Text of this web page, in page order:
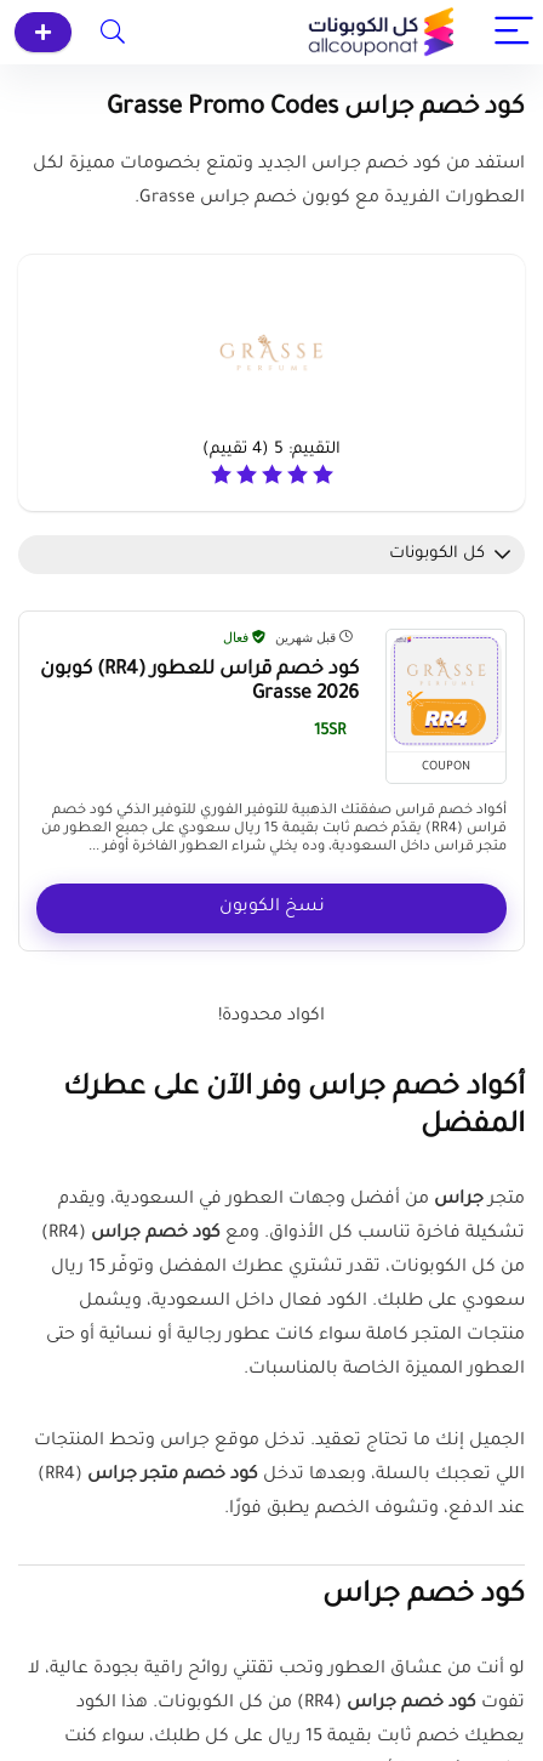
كود خصم جراس Grasse Promo Codes
استفد من كود خصم جراس الجديد وتمتع بخصومات مميزة لكل
العطورات الفريدة مع كوبون خصم جراس Grasse.
التقييم: 5
(
4 تقييم)
كل الكوبونات
COUPON
قبل شهرين فعال
كود خصم قراس للعطور (RR4) كوبون
Grasse 2026
15SR
أكواد خصم قراس صفقتك الذهبية للتوفير الفوري للتوفير الذكي كود خصم
قراس (RR4) يقدّم خصم ثابت بقيمة 15 ريال سعودي على جميع العطور من
متجر قراس داخل السعودية، وده يخلي شراء العطور الفاخرة أوفر ...
نسخ الكوبون
اكواد محدودة!
أكواد خصم جراس وفر الآن على عطرك
المفضل
متجرجراس من أفضل وجهات العطور في السعودية، ويقدم
تشكيلة فاخرة تناسب كل الأذواق. ومع كود خصم جراس
(RR4)
من كل الكوبونات
، تقدر تشتري عطرك المفضل وتوفّر 15 ريال
سعودي على طلبك. الكود فعال داخل السعودية، ويشمل
منتجات المتجر كاملة سواء كانت عطور رجالية أو نسائية أو حتى
العطور المميزة الخاصة بالمناسبات.
الجميل إنك ما تحتاج تعقيد. تدخل موقع جراس وتحط المنتجات
اللي تعجبك بالسلة، وبعدها تدخل كود خصم متجر جراس
(RR4)
عند الدفع، وتشوف الخصم يطبق فورًا.
كود خصم جراس
لو أنت من عشاق العطور وتحب تقتني روائح راقية بجودة عالية، لا
تفوت كود خصم جراس
(RR4) من كل الكوبونات. هذا الكود
يعطيك خصم ثابت بقيمة 15 ريال على كل طلبك، سواء كنت